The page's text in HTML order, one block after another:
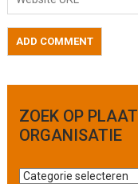
ZOEK OP
ORGANISATIE
Z